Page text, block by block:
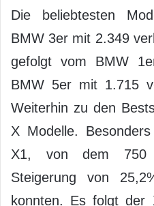
Die beliebtesten
BMW 3er mit 2.349
gefolgt vom BMW
BMW 5er mit 1.715
Weiterhin zu den
X Modelle.
X1, von dem 750
Steigerung von
konnten. Es folgt der